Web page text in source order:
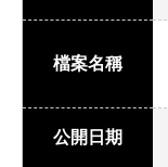
檔案名稱
公開日期